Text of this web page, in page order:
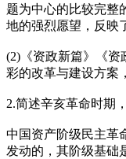
题为中心的比较完整
地的强烈愿望，反映
(2)《资政新篇》《
彩的改革与建设方案
2.简述辛亥革命时期
中国资产阶级民主革
发动的，其阶级基础